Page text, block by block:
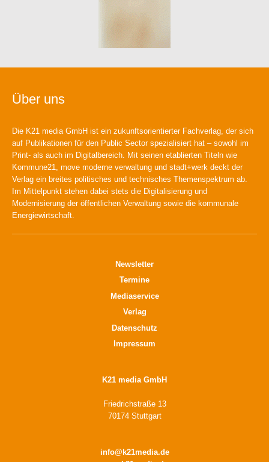
Über uns
Die K21 media GmbH ist ein zukunftsorientierter Fachverlag, der sich
auf Publikationen für den Public Sector spezialisiert hat – sowohl im
Print- als auch im Digitalbereich. Mit seinen etablierten Titeln wie
Kommune21, move moderne verwaltung und stadt+werk deckt der
Verlag ein breites politisches und technisches Themenspektrum ab.
Im Mittelpunkt stehen dabei stets die Digitalisierung und
Modernisierung der öffentlichen Verwaltung sowie die kommunale
Energiewirtschaft.
Newsletter
Termine
Mediaservice
Verlag
Datenschutz
Impressum
K21 media GmbH
Friedrichstraße 13
70174 Stuttgart
info@k21media.de